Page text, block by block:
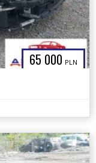
65 000 PLN